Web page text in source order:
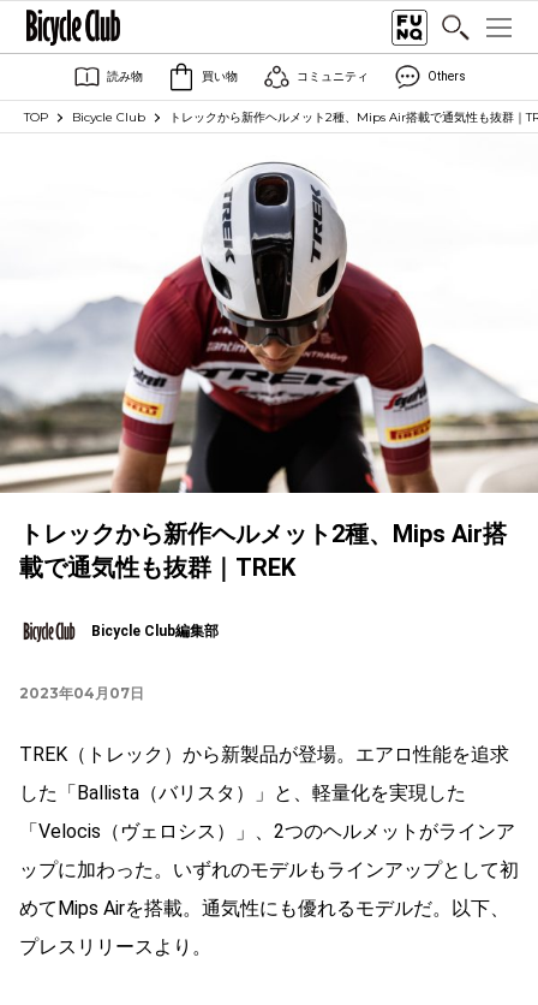
読み物 買い物 コミュニティ Others
TOP Bicycle Club トレックから新作ヘルメット2種、Mips Air搭載で通気性も抜群｜
トレックから新作ヘルメット2種、Mips Air搭
載で通気性も抜群｜TREK
Bicycle Club編集部
2023年04月07日
TREK（トレック）から新製品が登場。エアロ性能を追求
した「Ballista（バリスタ）」と、軽量化を実現した
「Velocis（ヴェロシス）」、2つのヘルメットがラインア
ップに加わった。いずれのモデルもラインアップとして初
めてMips Airを搭載。通気性にも優れるモデルだ。以下、
プレスリリースより。